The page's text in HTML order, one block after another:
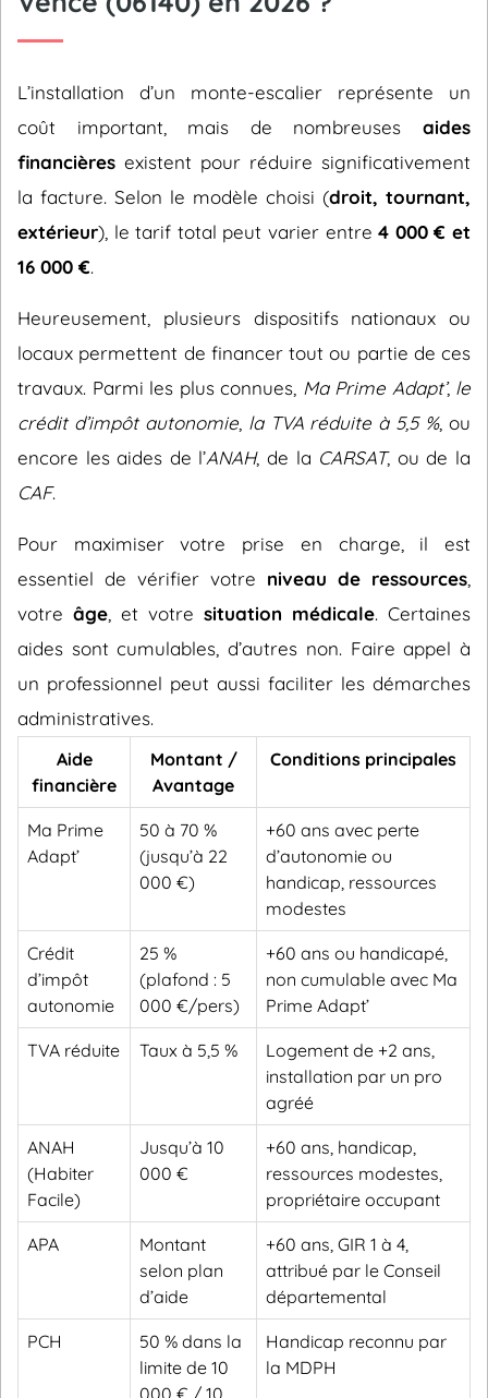
L’installation d’un monte-escalier représente un
coût important, mais de nombreuses aides
financières existent pour réduire significativement
la facture. Selon le modèle choisi (droit, tournant,
extérieur), le tarif total peut varier entre4 000 € et
16 000 €.
Heureusement, plusieurs dispositifs nationaux ou
locaux permettent de financer tout ou partie de ces
travaux. Parmi les plus connues, Ma Prime Adapt’, le
crédit d’impôt autonomie, la TVA réduite à 5,5 %, ou
encore les aides de l’ANAH, de la CARSAT, ou de la
CAF.
Pour maximiser votre prise en charge, il est
essentiel de vérifier votre niveau de ressources
votre âge , et votre situation médicale. Certaines
aides sont cumulables, d’autres non. Faire appel à
un professionnel peut aussi faciliter les démarches
administratives.
Aide
financière
Montant /
Avantage
Conditions principales
Ma Prime
Adapt’
50 à 70 %
(jusqu’à 22
000 €)
+60 ans avec perte
d’autonomie ou
handicap, ressources
modestes
Crédit
d’impôt
autonomie
25 %
(plafond : 5
000 €/pers)
+60 ans ou handicapé,
non cumulable avec Ma
Prime Adapt’
TVA réduite Taux à 5,5 %
Logement de +2 ans,
installation par un pro
agréé
ANAH
(Habiter
Facile)
Jusqu’à 10
000 €
+60 ans, handicap,
ressources modestes,
propriétaire occupant
APA
Montant
selon plan
d’aide
+60 ans, GIR 1 à 4,
attribué par le Conseil
départemental
PCH
50 % dans la
limite de 10
000 € / 10
Handicap reconnu par
la MDPH